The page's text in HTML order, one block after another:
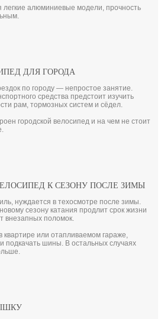
алюминиевые модели, прочность
ДЛЯ ГОРОДА
по городу — непростое занятие.
средства предстоит изучить
рам, тормозных систем и сёдел.
городской велосипед и на чем не стоит
К СЕЗОНУ ПОСЛЕ ЗИМЫ
нуждается в техосмотре после зимы.
сезону катания продлит срок жизни
внезапных поломок.
квартире или отапливаемом гараже,
подкачать шины. В остальных случаях